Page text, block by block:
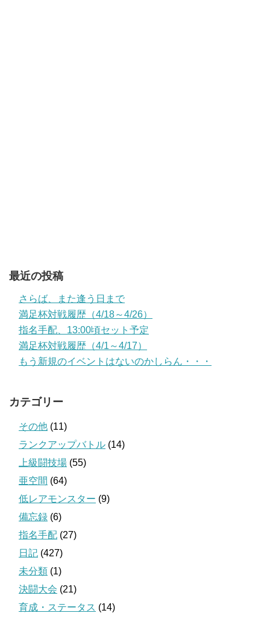
最近の投稿
さらば、また逢う日まで
満足杯対戦履歴（4/18～4/26）
指名手配、13:00頃セット予定
満足杯対戦履歴（4/1～4/17）
もう新規のイベントはないのかしらん・・・
カテゴリー
その他 (11)
ランクアップバトル (14)
上級闘技場 (55)
亜空間 (64)
低レアモンスター (9)
備忘録 (6)
指名手配 (27)
日記 (427)
未分類 (1)
決闘大会 (21)
育成・ステータス (14)